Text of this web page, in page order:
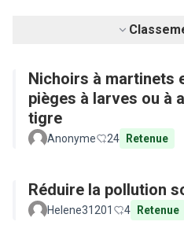
Nichoirs à martinets
pièges à larves ou à
tigre
Anonyme 24 Retenue
Réduire la pollution
Helene31201 4 Retenue